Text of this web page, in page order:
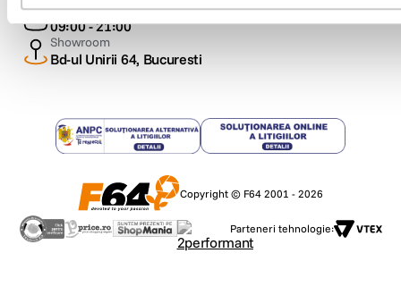
Program de lucru
09:00 - 21:00
Showroom
Bd-ul Unirii 64, Bucuresti
Copyright © F64 2001 - 2026
Parteneri tehnologie: